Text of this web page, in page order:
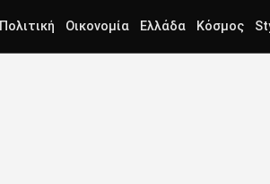
Πολιτική Οικονομία Ελλάδα Κόσμος